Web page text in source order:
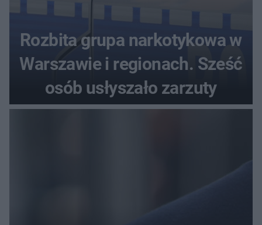
Rozbita grupa narkotykowa w
Warszawie i regionach. Sześć
osób usłyszało zarzuty